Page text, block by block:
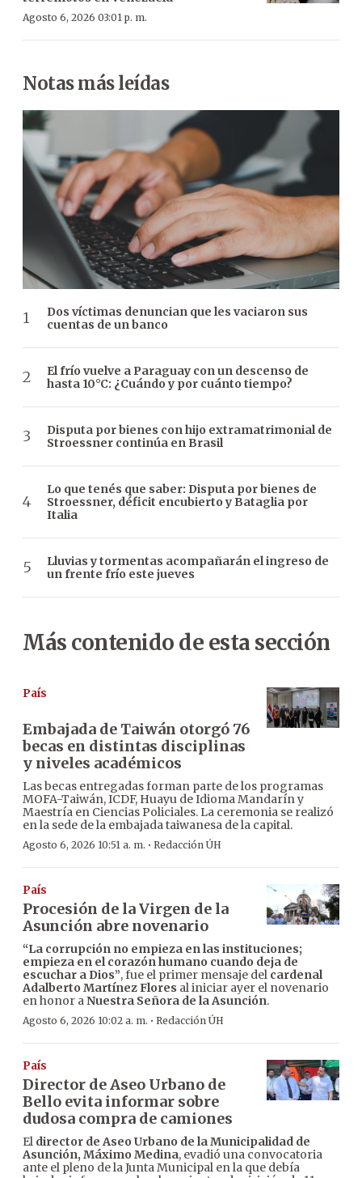
Agosto 6, 2026 03:01 p. m.
Notas más leídas
Dos víctimas denuncian que les vaciaron sus
cuentas de un banco
El frío vuelve a Paraguay con un descenso de
hasta 10°C: ¿Cuándo y por cuánto tiempo?
Disputa por bienes con hijo extramatrimonial de
Stroessner continúa en Brasil
Lo que tenés que saber: Disputa por bienes de
Stroessner, déficit encubierto y Bataglia por
Italia
Lluvias y tormentas acompañarán el ingreso de
un frente frío este jueves
Más contenido de esta sección
País
Embajada de Taiwán otorgó 76
becas en distintas disciplinas
y niveles académicos
Las becas entregadas forman parte de los programas
MOFA-Taiwán, ICDF, Huayu de Idioma Mandarín y
Maestría en Ciencias Policiales. La ceremonia se realizó
en la sede de la embajada taiwanesa de la capital.
Agosto 6, 2026 10:51 a. m. · Redacción ÚH
País
Procesión de la Virgen de la
Asunción abre novenario
“La corrupción no empieza en las instituciones;
empieza en el corazón humano cuando deja de
escuchar a Dios”, fue el primer mensaje del cardenal
Adalberto Martínez Flores al iniciar ayer el novenario
en honor aNuestra Señora de la Asunción.
Agosto 6, 2026 10:02 a. m. · Redacción ÚH
País
Director de Aseo Urbano de
Bello evita informar sobre
dudosa compra de camiones
El director de Aseo Urbano de la Municipalidad de
Asunción, Máximo Medina, evadió una convocatoria
ante el pleno de la Junta Municipal en la que debía